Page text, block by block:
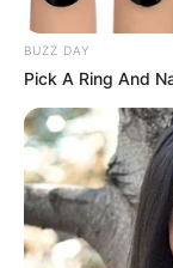
BUZZ DAY
Pick A Ring And